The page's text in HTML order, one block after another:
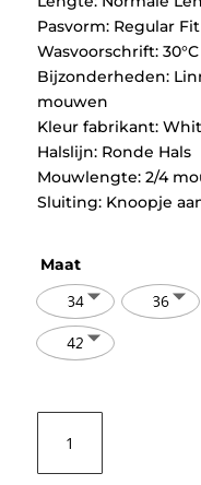
Pasvorm: Regular Fit
Wasvoorschrift:
Bijzonderheden:
mouwen
Kleur fabrikant:
Halslijn: Ronde Hals
Mouwlengte: 2/4
Sluiting: Knoopje
Maat
34 36
42
Femme
Hillie